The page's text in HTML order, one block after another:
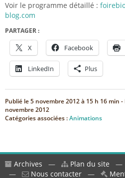
Voir le programme détaillé :
blog.com
PARTAGER :
X Facebook
LinkedIn Plus
Publié le5 novembre 2012 à 15 h 16 min -
novembre 2012
Catégories associées :Animations
Archives — Plan du site —
—
Nous contacter —